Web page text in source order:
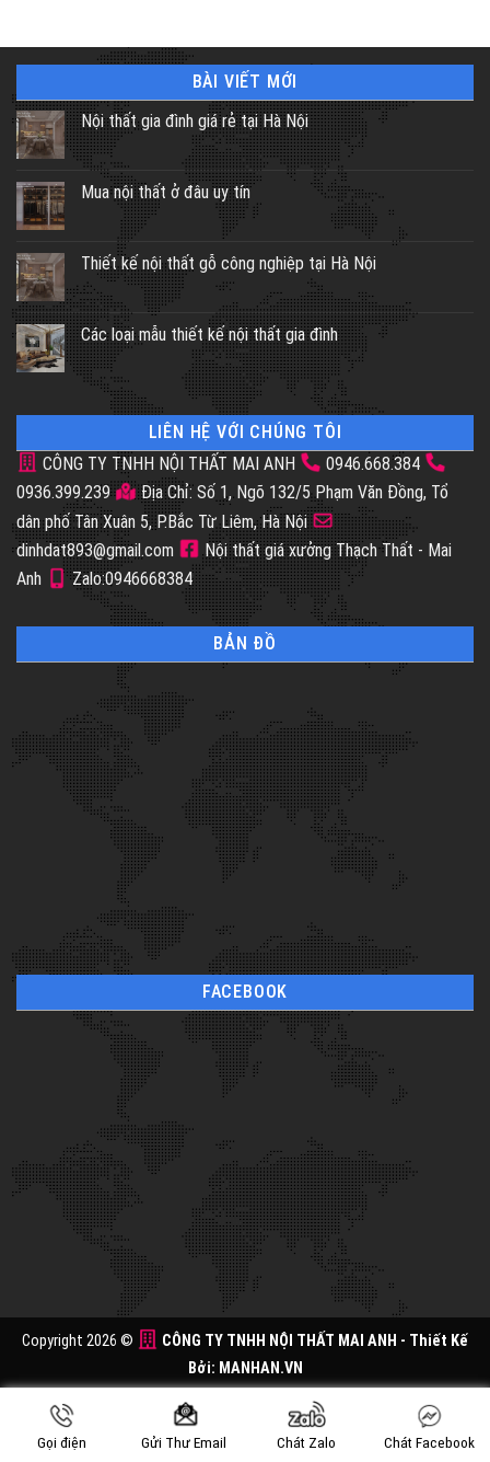
BÀI VIẾT MỚI
Nội thất gia đình giá rẻ tại Hà Nội
Mua nội thất ở đâu uy tín
Thiết kế nội thất gỗ công nghiệp tại Hà Nội
Các loại mẫu thiết kế nội thất gia đình
LIÊN HỆ VỚI CHÚNG TÔI
CÔNG TY TNHH NỘI THẤT MAI ANH
0946.668.384
0936.399.239
Địa Chỉ: Số 1, Ngõ 132/5 Phạm Văn Đồng, Tổ
dân phố Tân Xuân 5, P.Bắc Từ Liêm, Hà Nội
dinhdat893@gmail.com
Nội thất giá xưởng Thạch Thất - Mai
Anh
Zalo:0946668384
BẢN ĐỒ
FACEBOOK
Gọi điện Gửi Thư Email Chát Zalo Chát Facebook
Copyright 2026 © CÔNG TY TNHH NỘI THẤT MAI ANH - Thiết Kế
Bởi: MANHAN.VN